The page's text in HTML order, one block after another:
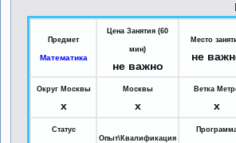
Предмет
Математика
Цена Занятия (60
мин)
не важно
Место
не
Округ Москвы
x
Москвы
x
Ветка
x
Статус
Опыт\Квалификация